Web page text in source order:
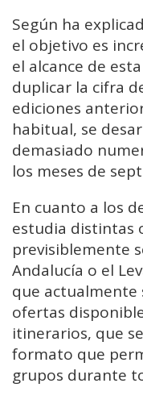
Según ha
el objetivo es
el alcance de
duplicar la cifra
ediciones
habitual, se
demasiado
los meses de
En cuanto a los
estudia distintas
previsiblemente
Andalucía o el
que actualmente
ofertas
itinerarios, que
formato que
grupos durante